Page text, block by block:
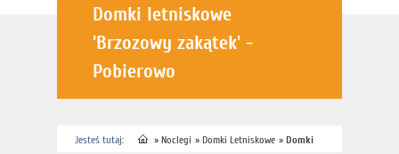
Domki letniskowe
'Brzozowy zakątek' -
Pobierowo
Jesteś tutaj: » Noclegi » Domki Letniskowe » Domki